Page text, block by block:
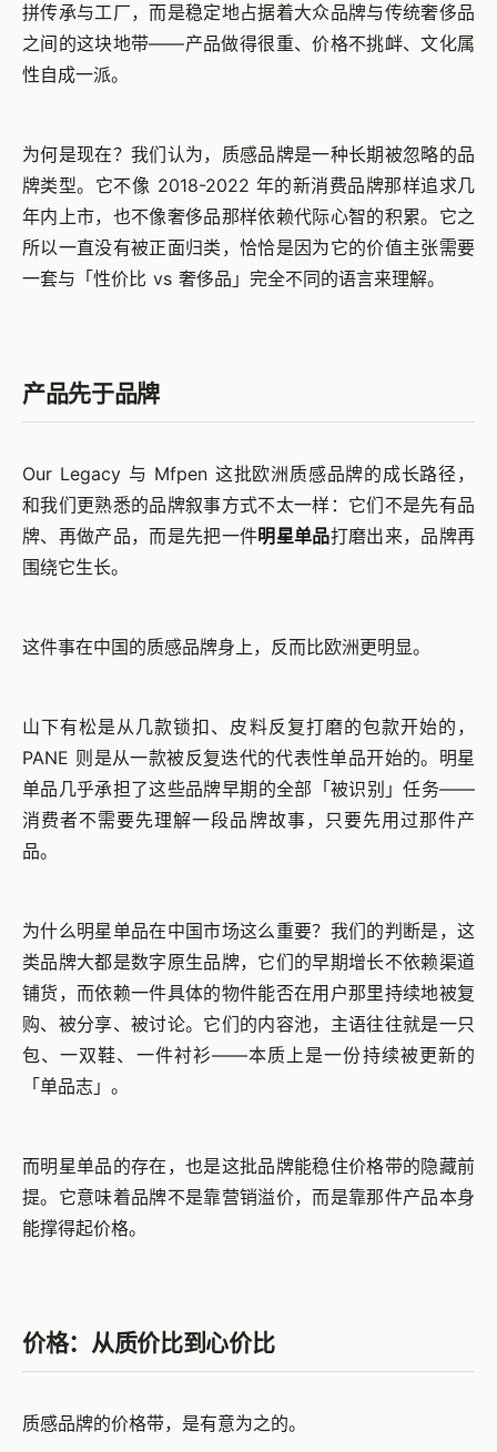
拼传承与工厂，而是稳定地占据着大众品牌与传统奢侈品
之间的这块地带——产品做得很重、价格不挑衅、文化属
性自成一派。
为何是现在？我们认为，质感品牌是一种长期被忽略的品
牌类型。它不像 2018-2022 年的新消费品牌那样追求几
年内上市，也不像奢侈品那样依赖代际心智的积累。它之
所以一直没有被正面归类，恰恰是因为它的价值主张需要
一套与「性价比 vs 奢侈品」完全不同的语言来理解。
产品先于品牌
Our Legacy 与 Mfpen 这批欧洲质感品牌的成长路径，
和我们更熟悉的品牌叙事方式不太一样：它们不是先有品
牌、再做产品，而是先把一件明星单品打磨出来，品牌再
围绕它生长。
这件事在中国的质感品牌身上，反而比欧洲更明显。
山下有松是从几款锁扣、皮料反复打磨的包款开始的，
PANE 则是从一款被反复迭代的代表性单品开始的。明星
单品几乎承担了这些品牌早期的全部「被识别」任务——
消费者不需要先理解一段品牌故事，只要先用过那件产
品。
为什么明星单品在中国市场这么重要？我们的判断是，这
类品牌大都是数字原生品牌，它们的早期增长不依赖渠道
铺货，而依赖一件具体的物件能否在用户那里持续地被复
购、被分享、被讨论。它们的内容池，主语往往就是一只
包、一双鞋、一件衬衫——本质上是一份持续被更新的
「单品志」。
而明星单品的存在，也是这批品牌能稳住价格带的隐藏前
提。它意味着品牌不是靠营销溢价，而是靠那件产品本身
能撑得起价格。
价格：从质价比到心价比
质感品牌的价格带，是有意为之的。